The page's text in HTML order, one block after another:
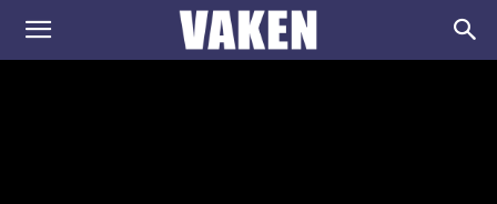
VAKEN.se